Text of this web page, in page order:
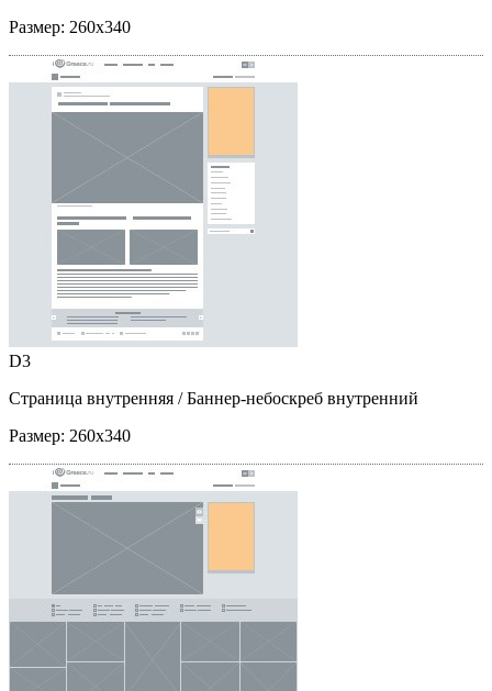
Размер: 260x340
D3
Страница внутренняя / Баннер-небоскреб внутренний
Размер: 260x340